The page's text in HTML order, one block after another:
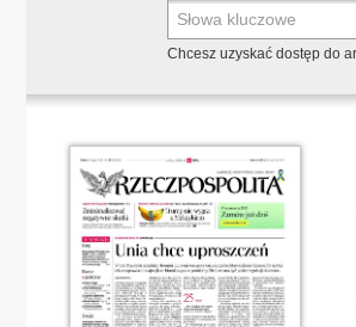
Chcesz uzyskać dostęp do